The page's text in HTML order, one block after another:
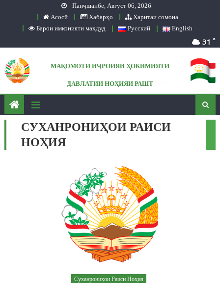
Панҷшанбе, Август 06, 2026
Асосӣ
Хабарҳо
Харитаи сомона
Барои имконияти маҳдуд
Русский English
31 °
МАҚОМОТИ ИҶРОИЯИ ҲОКИМИЯТИ
ДАВЛАТИИ НОҲИЯИ РАШТ
СУХАНРОНИҲОИ РАИСИ
НОҲИЯ
Суханрониҳои Раиси Ноҳия